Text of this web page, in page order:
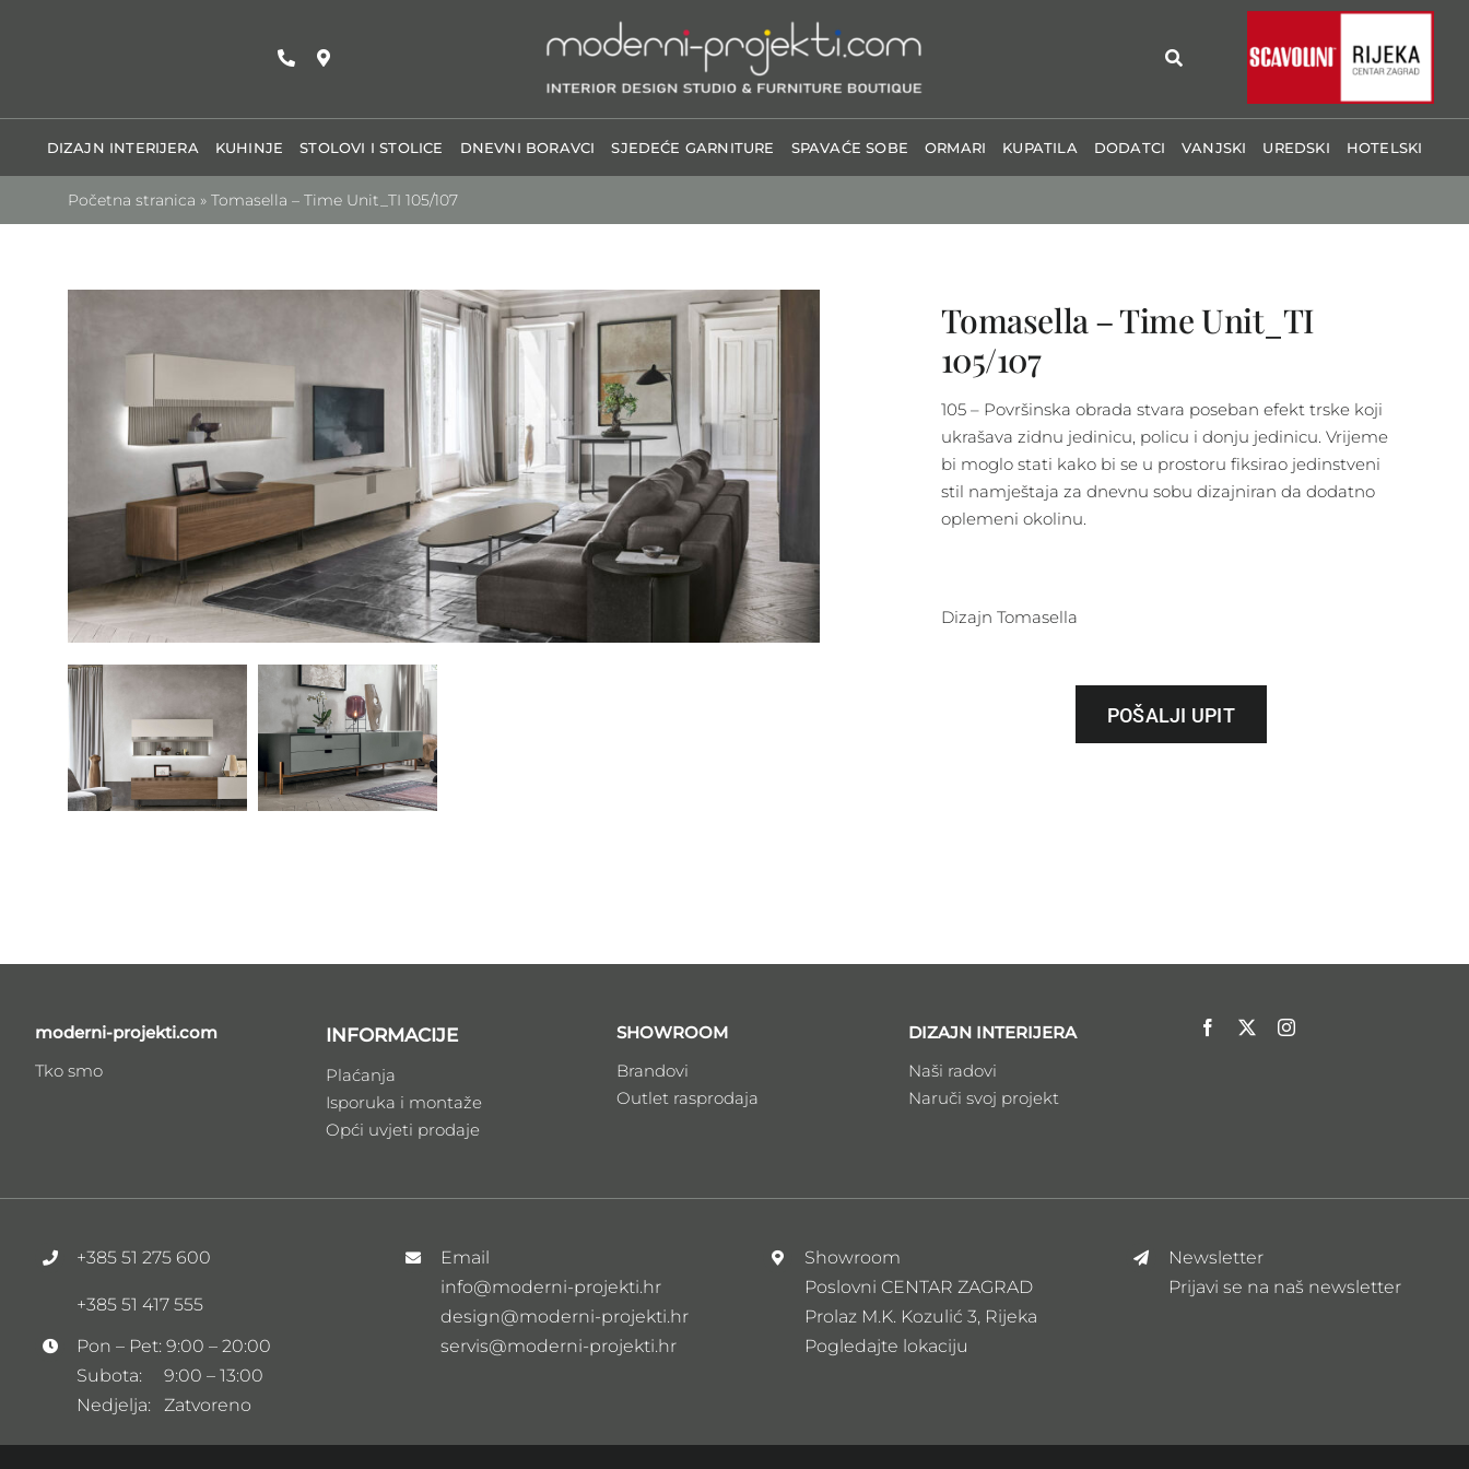
DIZAJN INTERIJERA KUHINJE STOLOVI I STOLICE DNEVNI BORAVCI SJEDEĆE GARNITURE SPAVAĆE SOBE ORMARI KUPATILA DODATCI VANJSKI UREDSKI HOTELSKI
Početna stranica » Tomasella – Time Unit_TI 105/107
Tomasella – Time Unit_TI
105/107
105 – Površinska obrada stvara poseban efekt trske koji
ukrašava zidnu jedinicu, policu i donju jedinicu. Vrijeme
bi moglo stati kako bi se u prostoru fiksirao jedinstveni
stil namještaja za dnevnu sobu dizajniran da dodatno
oplemeni okolinu.
Dizajn Tomasella
POŠALJI UPIT
moderni-projekti.com
Tko smo
INFORMACIJE
Plaćanja
Isporuka i montaže
Opći uvjeti prodaje
SHOWROOM
Brandovi
Outlet rasprodaja
DIZAJN INTERIJERA
Naši radovi
Naruči svoj projekt
+385 51 275 600
+385 51 417 555
Pon – Pet: 9:00 – 20:00
Subota: 9:00 – 13:00
Nedjelja: Zatvoreno
Email
info@moderni-projekti.hr
design@moderni-projekti.hr
servis@moderni-projekti.hr
Showroom
Poslovni CENTAR ZAGRAD
Prolaz M.K. Kozulić 3, Rijeka
Pogledajte lokaciju
Newsletter
Prijavi se na naš newsletter